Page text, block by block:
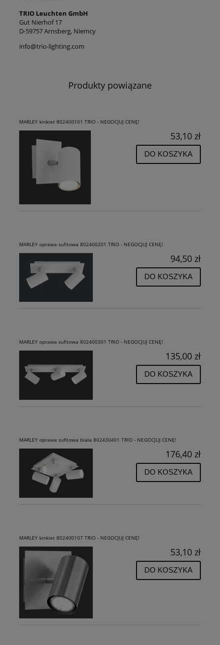
TRIO Leuchten GmbH
Gut Nierhof 17
D-59757 Arnsberg, Niemcy
info@trio-lighting.com
Produkty powiązane
MARLEY kinkiet 802400101 TRIO - NEGOCJUJ CENĘ!
53,10 zł
DO KOSZYKA
MARLEY oprawa sufitowa 802400201 TRIO - NEGOCJUJ CENĘ!
94,50 zł
DO KOSZYKA
MARLEY oprawa sufitowa 802400301 TRIO - NEGOCJUJ CENĘ!
135,00 zł
DO KOSZYKA
MARLEY oprawa sufitowa biała 802430401 TRIO - NEGOCJUJ CENĘ!
176,40 zł
DO KOSZYKA
MARLEY kinkiet 802400107 TRIO - NEGOCJUJ CENĘ!
53,10 zł
DO KOSZYKA